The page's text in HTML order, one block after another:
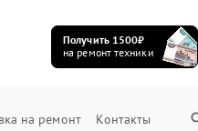
Получить 1500₽
на ремонт техники
на ремонт Контакты